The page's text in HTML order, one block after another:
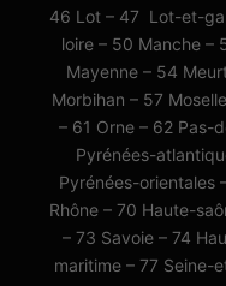
46 Lot – 47 Lot-et-
loire – 50 Manche –
Mayenne – 54
Morbihan – 57
– 61 Orne – 62 Pas-
Pyrénées-
Pyrénées-orientales
Rhône – 70 Haute-
– 73 Savoie – 74
maritime – 77 Seine-